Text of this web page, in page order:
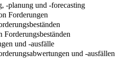
-planung und -forecasting
Forderungen
Forderungsbeständen
und -ausfälle
und -ausfällen